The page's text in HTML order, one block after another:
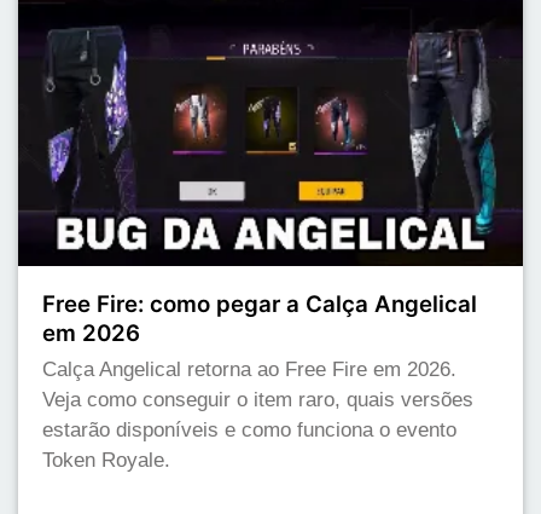
Free Fire: como pegar a Calça Angelical
em 2026
Calça Angelical retorna ao Free Fire em 2026.
Veja como conseguir o item raro, quais versões
estarão disponíveis e como funciona o evento
Token Royale.